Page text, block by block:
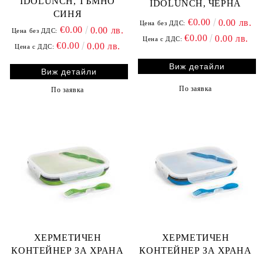
СИНЯ
Цена без ДДС: €0.00 0.00 лв.
Цена с ДДС: €0.00 0.00 лв.
Виж детайли
По заявка
IDOLUNCH, ЧЕРНА
Цена без ДДС: €0.00 0.00 лв.
Цена с ДДС: €0.00 0.00 лв.
Виж детайли
По заявка
ХЕРМЕТИЧЕН
КОНТЕЙНЕР ЗА ХРАНА
ХЕРМЕТИЧЕН
КОНТЕЙНЕР ЗА ХРАНА